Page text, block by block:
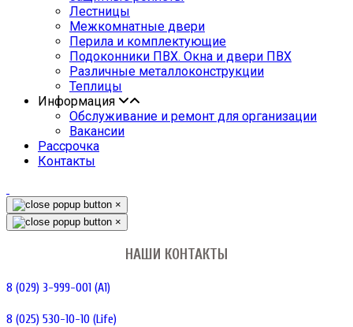
Лестницы
Межкомнатные двери
Перила и комплектующие
Подоконники ПВХ. Окна и двери ПВХ
Различные металлоконструкции
Теплицы
Информация
Обслуживание и ремонт для организации
Вакансии
Рассрочка
Контакты
×
×
НАШИ КОНТАКТЫ
8 (029) 3-999-001 (A1)
8 (025) 530-10-10 (Life)